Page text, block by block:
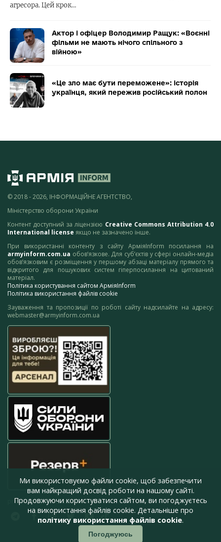
агресора. Цей крок…
Актор і офіцер Володимир Ращук: «Воєнні
фільми не мають нічого спільного з
війною»
«Це зло має бути переможене»: історія
українця, який пережив російський полон
© 2018 - 2026, ІНФОРМАЦІЙНЕ АГЕНТСТВО,
Міністерство оборони України
Контент доступний за ліцензією Creative Commons Attribution 4.0
International license якщо не зазначено інше.
При використанні контенту з сайту АрміяInform посилання на
armyinform.com.ua обов’язкове. Для суб’єктів у сфері онлайн-медіа
обов’язковим є розміщення у першому абзаці матеріалу прямого та
відкритого для пошукових систем гіперпосилання на цитований
матеріал.
Політика користування сайтом АрміяInform
Політика використання файлів cookie
Зауваження та пропозиції по роботі сайту надсилайте на адресу:
webmaster@armyinform.com.ua
press@armyinform.com.ua
Ми використовуємо файли cookie, щоб забезпечити
вам найкращий досвід роботи на нашому сайті.
Продовжуючи користуватися сайтом, ви погоджуєтесь
на використання файлів cookie. Детальніше про
політику використання файлів cookie.
Погоджуюсь